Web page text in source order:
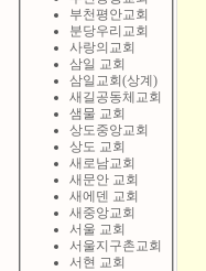
부천평안교회
분당우리교회
사랑의교회
삼일 교회
삼일교회(상계)
새길공동체교회
샘물 교회
상도중앙교회
상도 교회
새로남교회
새문안 교회
새에덴 교회
새중앙교회
서울 교회
서울지구촌교회
서현 교회